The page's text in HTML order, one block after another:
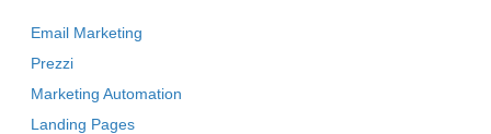
Email Marketing
Prezzi
Marketing Automation
Landing Pages